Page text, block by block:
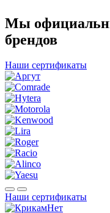
Мы
брендов
Наши сертификаты
Наши сертификаты